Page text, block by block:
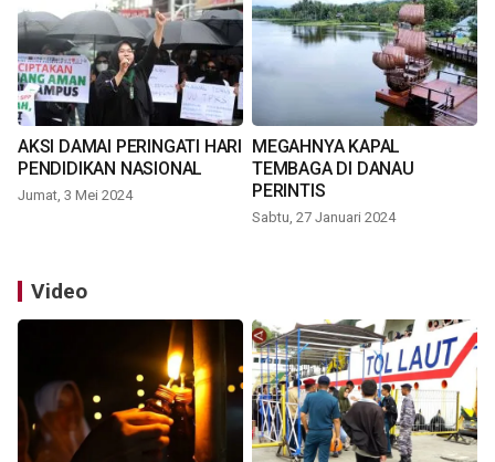
AKSI DAMAI PERINGATI HARI
PENDIDIKAN NASIONAL
Jumat, 3 Mei 2024
MEGAHNYA KAPAL
TEMBAGA DI DANAU
PERINTIS
Sabtu, 27 Januari 2024
Video